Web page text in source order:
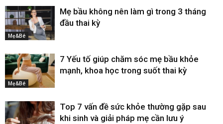
Mẹ&Bé
Mẹ bầu không nên làm gì trong 3 tháng
đầu thai kỳ
Mẹ&Bé
7 Yếu tố giúp chăm sóc mẹ bầu khỏe
mạnh, khoa học trong suốt thai kỳ
Top 7 vấn đề sức khỏe thường gặp sau
khi sinh và giải pháp mẹ cần lưu ý